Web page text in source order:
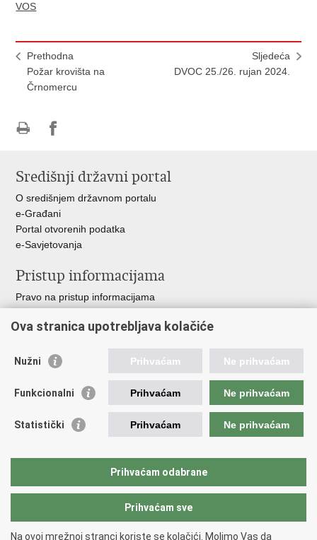
VOS
Prethodna
Požar krovišta na
Črnomercu
Sljedeća
DVOC 25./26. rujan 2024.
Facebooku
Središnji državni portal
O središnjem državnom portalu
e-Građani
Portal otvorenih podatka
e-Savjetovanja
Pristup informacijama
Pravo na pristup informacijama
Pozivi za žurnu pomoć
Važne poveznice
Vlada RH
Muzej hrvatskog vatrogastva
The Federation of EUropean Fire Officers FEU
Intranet (samo za službenike HVZ)
Ova stranica upotrebljava kolačiće
Nužni Prihvaćam Ne prihvaćam
Funkcionalni Prihvaćam Ne prihvaćam
Statistički Prihvaćam Ne prihvaćam
Prihvaćam odabrane
Prihvaćam sve
Na ovoj mrežnoj stranci koriste se kolačići. Molimo Vas da